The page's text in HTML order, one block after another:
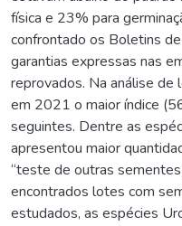
física e 23% para
confrontado os Boletins
garantias expressas nas
reprovados. Na análise
em 2021 o maior índice
seguintes. Dentre as
apresentou maior
“teste de outras
encontrados lotes com
estudados, as espécies